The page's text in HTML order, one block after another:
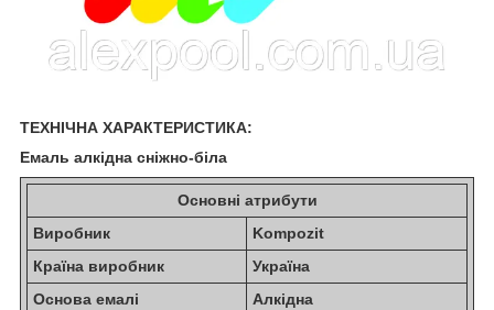
ТЕХНІЧНА ХАРАКТЕРИСТИКА:
Емаль алкідна сніжно-біла
Основні атрибути
Виробник
Kompozit
Країна виробник
Україна
Основа емалі
Алкідна